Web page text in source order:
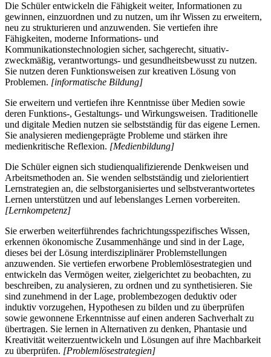
Die Schüler entwickeln die Fähigkeit weiter, Informationen zu
gewinnen, einzuordnen und zu nutzen, um ihr Wissen zu erweitern,
neu zu strukturieren und anzuwenden. Sie vertiefen ihre
Fähigkeiten, moderne Informations- und
Kommunikationstechnologien sicher, sachgerecht, situativ-
zweckmäßig, verantwortungs- und gesundheitsbewusst zu nutzen.
Sie nutzen deren Funktionsweisen zur kreativen Lösung von
Problemen. [informatische Bildung]
Sie erweitern und vertiefen ihre Kenntnisse über Medien sowie
deren Funktions-, Gestaltungs- und Wirkungsweisen. Traditionelle
und digitale Medien nutzen sie selbstständig für das eigene Lernen.
Sie analysieren mediengeprägte Probleme und stärken ihre
medienkritische Reflexion. [Medienbildung]
Die Schüler eignen sich studienqualifizierende Denkweisen und
Arbeitsmethoden an. Sie wenden selbstständig und zielorientiert
Lernstrategien an, die selbstorganisiertes und selbstverantwortetes
Lernen unterstützen und auf lebenslanges Lernen vorbereiten.
[Lernkompetenz]
Sie erwerben weiterführendes fachrichtungsspezifisches Wissen,
erkennen ökonomische Zusammenhänge und sind in der Lage,
dieses bei der Lösung interdisziplinärer Problemstellungen
anzuwenden. Sie vertiefen erworbene Problemlösestrategien und
entwickeln das Vermögen weiter, zielgerichtet zu beobachten, zu
beschreiben, zu analysieren, zu ordnen und zu synthetisieren. Sie
sind zunehmend in der Lage, problembezogen deduktiv oder
induktiv vorzugehen, Hypothesen zu bilden und zu überprüfen
sowie gewonnene Erkenntnisse auf einen anderen Sachverhalt zu
übertragen. Sie lernen in Alternativen zu denken, Phantasie und
Kreativität weiterzuentwickeln und Lösungen auf ihre Machbarkeit
zu überprüfen. [Problemlösestrategien]